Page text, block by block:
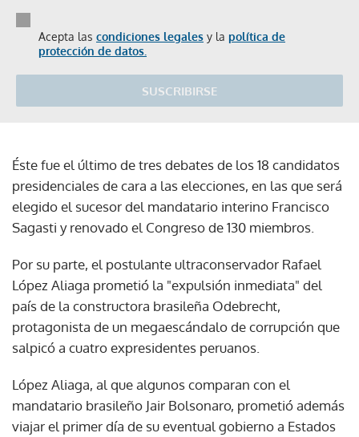
Acepta las condiciones legales y la política de
protección de datos.
SUSCRIBIRSE
Éste fue el último de tres debates de los 18 candidatos
presidenciales de cara a las elecciones, en las que será
elegido el sucesor del mandatario interino Francisco
Sagasti y renovado el Congreso de 130 miembros.
Por su parte, el postulante ultraconservador Rafael
López Aliaga prometió la "expulsión inmediata" del
país de la constructora brasileña Odebrecht,
protagonista de un megaescándalo de corrupción que
salpicó a cuatro expresidentes peruanos.
López Aliaga, al que algunos comparan con el
mandatario brasileño Jair Bolsonaro, prometió además
viajar el primer día de su eventual gobierno a Estados